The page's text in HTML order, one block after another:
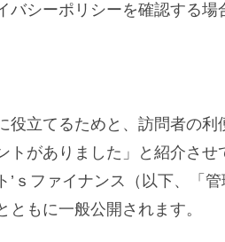
バシーポリシーを確認する場
役立てるためと、訪問者の
トがありました」と紹介さ
’ｓファイナンス（以下、「
ともに一般公開されます。